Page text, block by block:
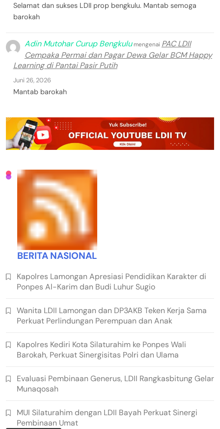
Selamat dan sukses LDII prop bengkulu. Mantab semoga
barokah
Adin Mutohar Curup Bengkulumengenai PAC LDII
Cempaka Permai dan Pagar Dewa Gelar BCM Happy
Learning di Pantai Pasir Putih
Juni 26, 2026
Mantab barokah
BERITA NASIONAL
Kapolres Lamongan Apresiasi Pendidikan Karakter di
Ponpes Al-Karim dan Budi Luhur Sugio
Wanita LDII Lamongan dan DP3AKB Teken Kerja Sama
Perkuat Perlindungan Perempuan dan Anak
Kapolres Kediri Kota Silaturahim ke Ponpes Wali
Barokah, Perkuat Sinergisitas Polri dan Ulama
Evaluasi Pembinaan Generus, LDII Rangkasbitung Gelar
Munaqosah
MUI Silaturahim dengan LDII Bayah Perkuat Sinergi
Pembinaan Umat